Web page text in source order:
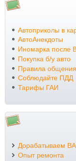
Автоприколы в
АвтоАнекдоты
Иномарка после
Покупка б/у авто
Правила
Соблюдайте ПДД
Тарифы ГАИ
Дорабатываем
Опыт ремонта